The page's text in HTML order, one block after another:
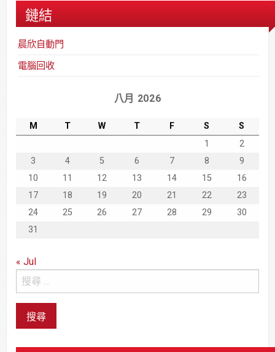
鏈結
晨欣自動門
電腦回收
八月 2026
M T W T F S
S
1
2
3
4 5 6 7 8
9
10
11 12 13 14 15
16
17
18 19 20 21 22
23
24
25 26 27 28 29
30
31
« Jul